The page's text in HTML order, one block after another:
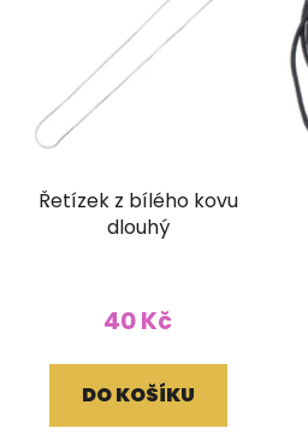
Řetízek z bílého kovu
dlouhý
40 Kč
DO KOŠÍKU